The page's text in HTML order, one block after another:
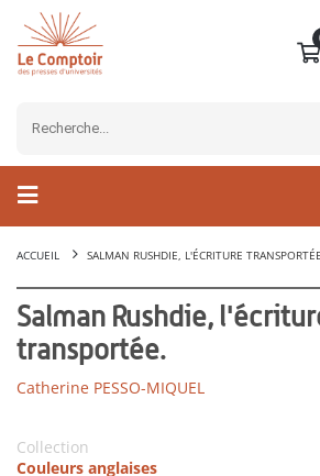
ACCUEIL SALMAN RUSHDIE, L'ÉCRITURE
Salman Rushdie,
transportée.
Catherine PESSO-MIQUEL
Collection
Couleurs anglaises